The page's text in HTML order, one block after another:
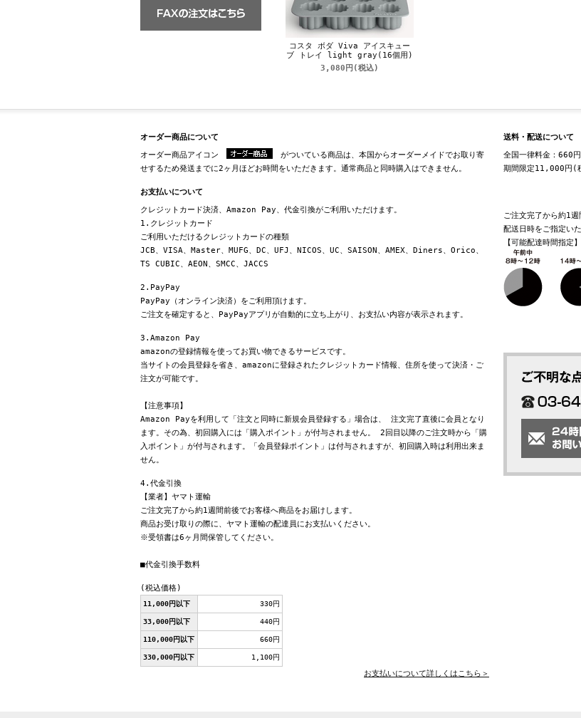
コスタ ボダ Viva アイスキュー
ブ トレイ light gray(16個用)
3,080円 (税込)
オーダー商品について
オーダー商品アイコン
がついている商品は、本国からオーダーメイドでお取り寄
せするため発送までに2ヶ月ほどお時間をいただきます。通常商品と同時購入はできません。
お支払いについて
クレジットカード決済、Amazon Pay、代金引換がご利用いただけます。
1.クレジットカード
ご利用いただけるクレジットカードの種類
JCB、VISA、Master、MUFG、DC、UFJ、NICOS、UC、SAISON、AMEX、Diners、Orico、
TS CUBIC、AEON、SMCC、JACCS
2.PayPay
PayPay（オンライン決済）をご利用頂けます。
ご注文を確定すると、PayPayアプリが自動的に立ち上がり、お支払い内容が表示されます。
3.Amazon Pay
amazonの登録情報を使ってお買い物できるサービスです。
当サイトの会員登録を省き、amazonに登録されたクレジットカード情報、住所を使って決済・ご
注文が可能です。
【注意事項】
Amazon Payを利用して「注文と同時に新規会員登録する」場合は、 注文完了直後に会員となり
ます。その為、初回購入には「購入ポイント」が付与されません。 2回目以降のご注文時から「購
入ポイント」が付与されます。「会員登録ポイント」は付与されますが、初回購入時は利用出来ま
せん。
4.代金引換
【業者】ヤマト運輸
ご注文完了から約1週間前後でお客様へ商品をお届けします。
商品お受け取りの際に、ヤマト運輸の配達員にお支払いください。
※受領書は6ヶ月間保管してください。
■代金引換手数料
(税込価格)
11,000円以下 330円
33,000円以下 440円
110,000円以下 660円
330,000円以下 1,100円
お支払いについて詳しくはこちら＞
送料・配送について
全国一律料金：660円
期間限定11,000円(
ご注文完了から約1週
配送日時をご指定いた
【可能配達時間指定】